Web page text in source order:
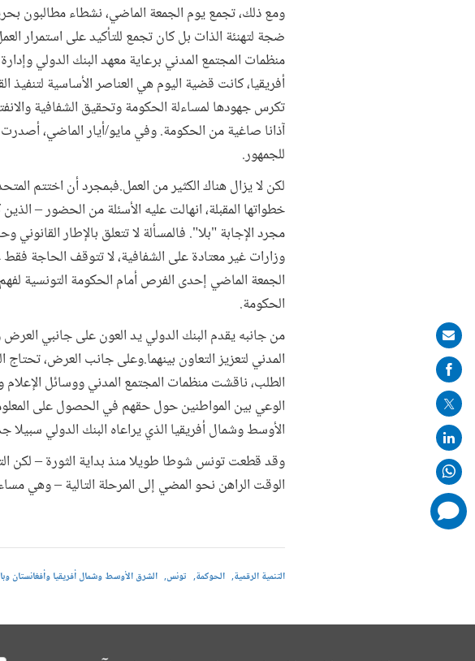
ومع ذلك، تجمع يوم الجمعة الماضي، نشطاء مطالبون
ضجة لتهنئة الذات بل كان تجمع للتأكيد على استمرار
منظمات المجتمع المدني برعاية معهد البنك الدولي
أفريقيا، كانت قضية اليوم هي العناصر الأساسية
تكرس جهودها لمساءلة الحكومة وتحقيق الشفافية
آذانا صاغية من الحكومة. وفي مايو/أيار الماضي،
للجمهور.
لكن لا يزال هناك الكثير من العمل.فبمجرد أن اختتم
خطواتها المقبلة، انهالت عليه الأسئلة من الحضور –
مجرد الإجابة "بلا". فالمسألة لا تتعلق بالإطار
وزارات غير معتادة على الشفافية، لا تتوقف
الجمعة الماضي إحدى الفرص أمام الحكومة التونسية
الحكومة.
من جانبه يقدم البنك الدولي يد العون على جانبي
المدني لتعزيز التعاون بينهما.وعلى جانب العرض،
الطلب، ناقشت منظمات المجتمع المدني ووسائل الإعلام
الوعي بين المواطنين حول حقهم في الحصول على
الأوسط وشمال أفريقيا الذي يراعاه البنك الدولي سبيلا
وقد قطعت تونس شوطا طويلا منذ بداية الثورة –
الوقت الراهن نحو المضي إلى المرحلة التالية – وهي
التنمية الرقمية الحوكمة تونس الشرق الأوسط وشمال أفريقيا وأفغانستان
Share
on
mail
comments
added